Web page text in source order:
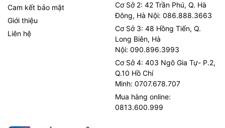
Cam kết bảo mật
Giới thiệu
Liên hệ
Cơ Sở 2: 42 Trần Phú, Q. Hà
Đông, Hà Nội: 086.888.3663
Cơ Sở 3: 48 Hồng Tiến, Q.
Long Biên, Hà
Nội: 090.896.3993
Cơ Sở 4: 403 Ngô Gia Tự- P.2,
Q.10 Hồ Chí
Minh: 0707.678.707
Mua hàng online:
0813.600.999